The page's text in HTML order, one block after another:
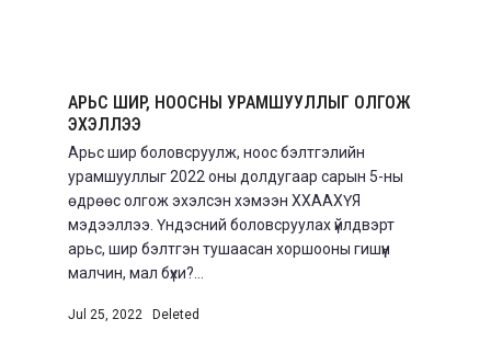
АРЬС ШИР, НООСНЫ УРАМШУУЛЛЫГ ОЛГОЖ
ЭХЭЛЛЭЭ
Арьс шир боловсруулж, ноос бэлтгэлийн
урамшууллыг 2022 оны долдугаар сарын 5-ны
өдрөөс олгож эхэлсэн хэмээн ХХААХҮЯ
мэдээллээ. Үндэсний боловсруулах үйлдвэрт
арьс, шир бэлтгэн тушаасан хоршооны гишүүн
малчин, мал бүхи?...
Jul 25, 2022 Deleted